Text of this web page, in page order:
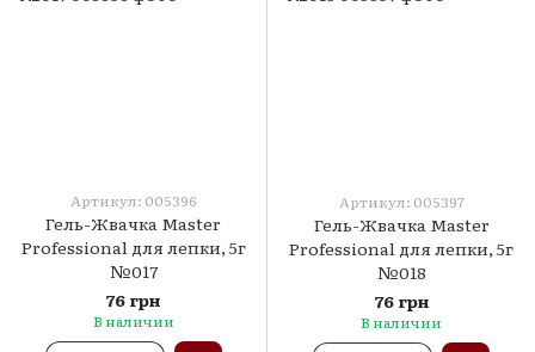
Артикул: 005396
Гель-Жвачка Master
Professional для лепки, 5г
№017
76 грн
В наличии
Артикул: 005397
Гель-Жвачка Master
Professional для лепки, 5г
№018
76 грн
В наличии